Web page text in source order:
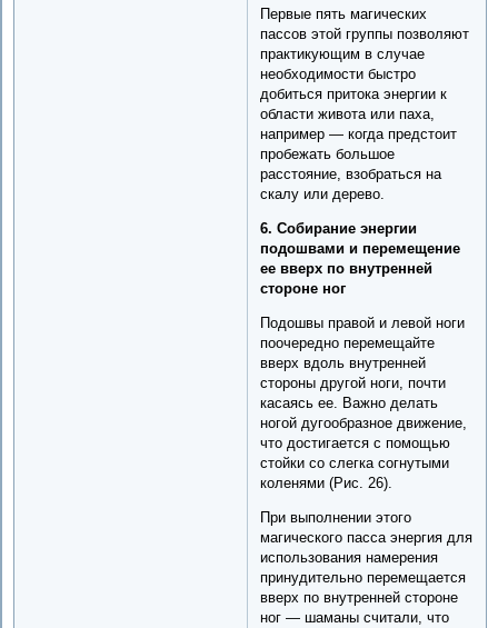
Первые пять магических
пассов этой группы позволяют
практикующим в случае
необходимости быстро
добиться притока энергии к
области живота или паха,
например — когда предстоит
пробежать большое
расстояние, взобраться на
скалу или дерево.
6. Собирание энергии
подошвами и перемещение
ее вверх по внутренней
стороне ног
Подошвы правой и левой ноги
поочередно перемещайте
вверх вдоль внутренней
стороны другой ноги, почти
касаясь ее. Важно делать
ногой дугообразное движение,
что достигается с помощью
стойки со слегка согнутыми
коленями (Рис. 26).
При выполнении этого
магического пасса энергия для
использования намерения
принудительно перемещается
вверх по внутренней стороне
ног — шаманы считали, что